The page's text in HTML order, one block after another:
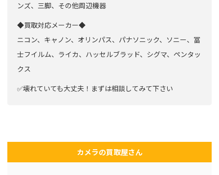
ンズ、三脚、その他周辺機器
◆買取対応メーカー◆
ニコン、キャノン、オリンパス、パナソニック、ソニー、冨
士フイルム、ライカ、ハッセルブラッド、シグマ、ペンタッ
クス
✅壊れていても大丈夫！まずは相談してみて下さい
カメラの買取屋さん